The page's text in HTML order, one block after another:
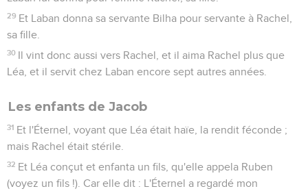
29 Et Laban donna sa servante Bilha pour servante à Rachel,
sa fille.
30 Il vint donc aussi vers Rachel, et il aima Rachel plus que
Léa, et il servit chez Laban encore sept autres années.
Les enfants de Jacob
31 Et l'Éternel, voyant que Léa était haïe, la rendit féconde ;
mais Rachel était stérile.
32 Et Léa conçut et enfanta un fils, qu'elle appela Ruben
(voyez un fils !). Car elle dit : L'Éternel a regardé mon